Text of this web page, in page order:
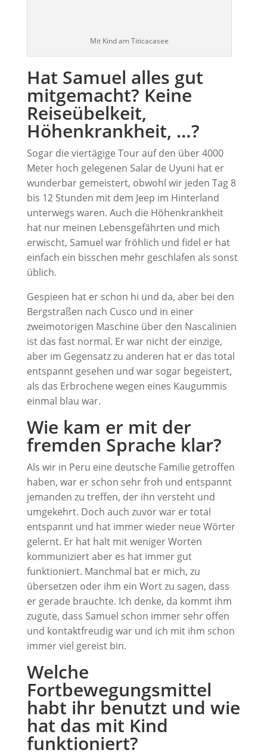
Mit Kind am Titicacasee
Hat Samuel alles gut
mitgemacht? Keine
Reiseübelkeit,
Höhenkrankheit, …?
Sogar die viertägige Tour auf den über 4000
Meter hoch gelegenen Salar de Uyuni hat er
wunderbar gemeistert, obwohl wir jeden Tag 8
bis 12 Stunden mit dem Jeep im Hinterland
unterwegs waren. Auch die Höhenkrankheit
hat nur meinen Lebensgefährten und mich
erwischt, Samuel war fröhlich und fidel er hat
einfach ein bisschen mehr geschlafen als sonst
üblich.
Gespieen hat er schon hi und da, aber bei den
Bergstraßen nach Cusco und in einer
zweimotorigen Maschine über den Nascalinien
ist das fast normal. Er war nicht der einzige,
aber im Gegensatz zu anderen hat er das total
entspannt gesehen und war sogar begeistert,
als das Erbrochene wegen eines Kaugummis
einmal blau war.
Wie kam er mit der
fremden Sprache klar?
Als wir in Peru eine deutsche Familie getroffen
haben, war er schon sehr froh und entspannt
jemanden zu treffen, der ihn versteht und
umgekehrt. Doch auch zuvor war er total
entspannt und hat immer wieder neue Wörter
gelernt. Er hat halt mit weniger Worten
kommuniziert aber es hat immer gut
funktioniert. Manchmal bat er mich, zu
übersetzen oder ihm ein Wort zu sagen, dass
er gerade brauchte. Ich denke, da kommt ihm
zugute, dass Samuel schon immer sehr offen
und kontaktfreudig war und ich mit ihm schon
immer viel gereist bin.
Welche
Fortbewegungsmittel
habt ihr benutzt und wie
hat das mit Kind
funktioniert?